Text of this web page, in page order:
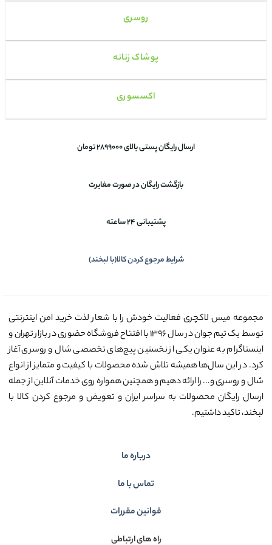
روسری
پوشاک زنانه
اکسسوری
ارسال رایگان پستی بالای 2899000 تومان
بازگشت رایگان در صورت مغایرت
پشتیبانی 24 ساعته
شرایط مرجوع کردن کالا(با لبخند)
مجموعه میس لاکچری فعالیت خودش را با شعار لذت خرید امن اینترنتی
توسط یک تیم جوان در سال ۱۳۹۶ با افتتاح فروشگاه حضوری در بازار تهران و
اینستاگرام به عنوان یکی از نخستین پیج‌های تخصصی شال و روسری آغاز
کرد. در این سال‌ها همیشه تلاش شده محصولات با کیفیت و متمایز از انواع
شال و روسری و... را ارائه دهیم و همچنین همواره روی خدمات آنلاین از جمله
ارسال رایگان محصولات به سراسر ایران و تعویض و مرجوع کردن کالا با
لبخند، تاکید داشتیم.
درباره ما
تماس با ما
قوانین مقررات
راه های ارتباطی